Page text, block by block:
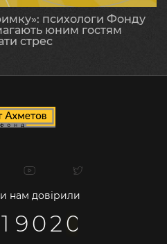
психологи Фонду
юним гостям
стрес
нам довірили
1 9020